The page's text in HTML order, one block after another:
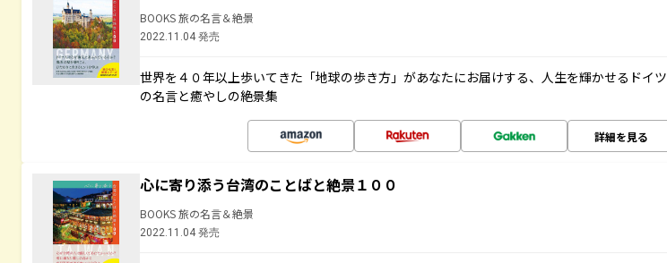
BOOKS 旅の名言＆絶景
2022.11.04 発売
世界を４０年以上歩いてきた「地球の歩き方」があなたにお届けする、人生を輝かせるドイツ
の名言と癒やしの絶景集
詳細を見る
心に寄り添う台湾のことばと絶景１００
BOOKS 旅の名言＆絶景
2022.11.04 発売